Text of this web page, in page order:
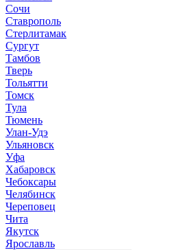
Сочи
Ставрополь
Стерлитамак
Сургут
Тамбов
Тверь
Тольятти
Томск
Тула
Тюмень
Улан-Удэ
Ульяновск
Уфа
Хабаровск
Чебоксары
Челябинск
Череповец
Чита
Якутск
Ярославль